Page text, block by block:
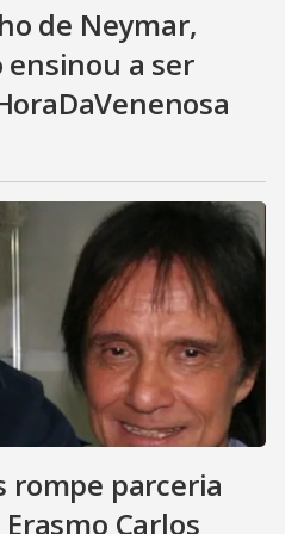
de Neymar,
ensinou a ser
rompe parceria
Carlos